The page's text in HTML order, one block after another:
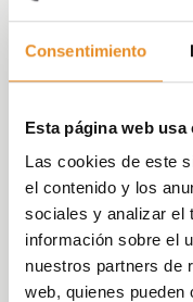
Consentimiento
Esta página web usa
Las cookies de este
el contenido y los
sociales y analizar el
información sobre el
nuestros partners de
web, quienes pueden
crédito no
mantiene su
vencimientos
2026.
José Ignacio
Célere ha
2022
tendencia